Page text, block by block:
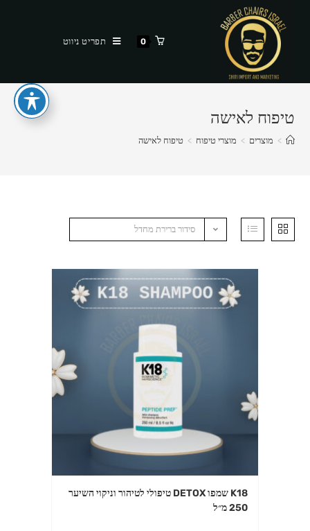
content
0 תפריט ניווט
טיפוח לאישה
> מוצרים > מוצרי טיפוח > טיפוח לאישה
סידור ברירת מחדל
K18 שמפו DETOX טיפולי לטיהור וניקוי השיער
250 מ״ל